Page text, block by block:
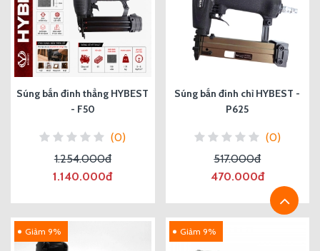
Súng bắn đinh thẳng HYBEST
- F50
(0)
1.254.000đ
1.140.000đ
Súng bắn đinh chỉ HYBEST -
P625
(0)
517.000đ
470.000đ
Giảm 9% Giảm 9%